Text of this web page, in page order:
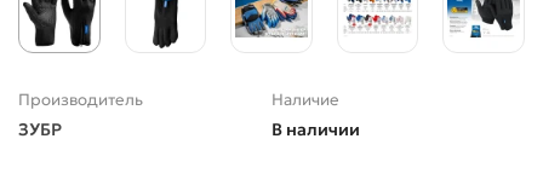
Производитель
ЗУБР
Наличие
В наличии